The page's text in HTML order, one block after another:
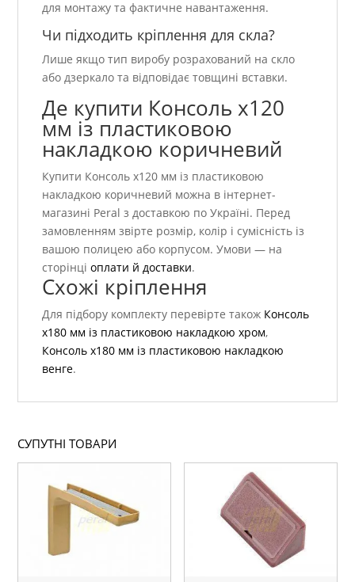
для монтажу та фактичне навантаження.
Чи підходить кріплення для скла?
Лише якщо тип виробу розрахований на скло
або дзеркало та відповідає товщині вставки.
Де купити Консоль х120
мм із пластиковою
накладкою коричневий
Купити Консоль х120 мм із пластиковою
накладкою коричневий можна в інтернет-
магазині Peral з доставкою по Україні. Перед
замовленням звірте розмір, колір і сумісність із
вашою полицею або корпусом. Умови — на
сторінціоплати й доставки.
Схожі кріплення
Для підбору комплекту перевірте також Консоль
х180 мм із пластиковою накладкою хром,
Консоль х180 мм із пластиковою накладкою
венге.
СУПУТНІ ТОВАРИ